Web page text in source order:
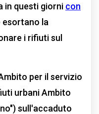
in questi giorni con
esortano la
i rifiuti sul
per il servizio
urbani Ambito
sull'accaduto